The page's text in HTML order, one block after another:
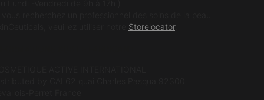
Storelocator.